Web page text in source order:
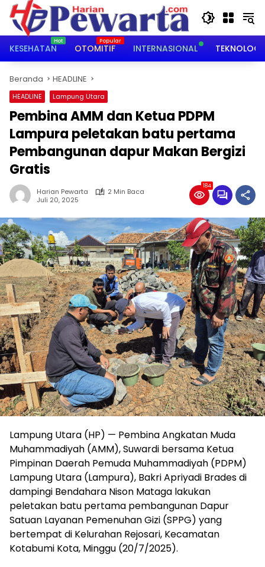
Langsung
konten
KESEHATAN
OTOMITIF INTERNASIONAL TEKNOLOGI
Beranda HEADLINE
HEADLINE Lampung Utara
Pembina AMM dan Ketua PDPM
Lampura peletakan batu pertama
Pembangunan dapur Makan Bergizi
Gratis
Harian Pewarta
2 Min Baca
Juli 20, 2025
184
Lampung Utara (HP) — Pembina Angkatan Muda
Muhammadiyah (AMM), Suwardi bersama Ketua
Pimpinan Daerah Pemuda Muhammadiyah (PDPM)
Lampung Utara (Lampura), Bakri Apriyadi Brades di
dampingi Bendahara Nison Mataga lakukan
peletakan batu pertama pembangunan Dapur
Satuan Layanan Pemenuhan Gizi (SPPG) yang
bertempat di Kelurahan Rejosari, Kecamatan
Kotabumi Kota, Minggu (20/7/2025).